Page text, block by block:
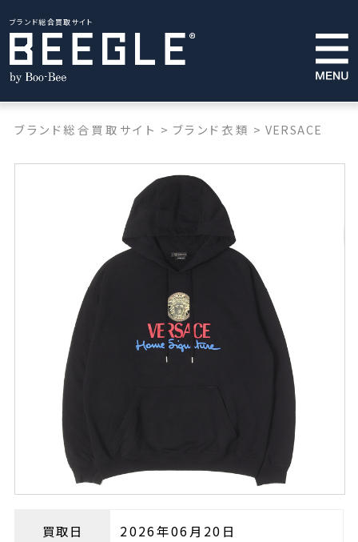
ブランド総合買取サイト
ブランド総合買取サイト > ブランド衣類 > VERSACE
買取日 2026年06月20日